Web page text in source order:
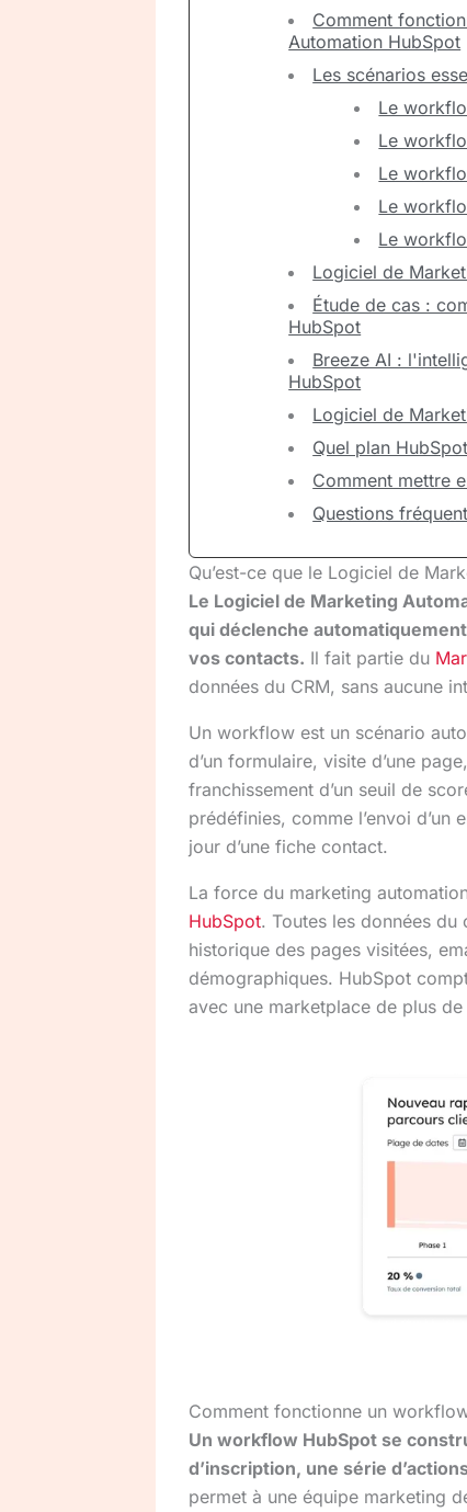
Comment
Automation HubSpot
Les scénarios
Le
Le
Le
Le
Le
Logiciel de
Étude de cas :
HubSpot
Breeze AI :
HubSpot
Logiciel de
Quel plan
Comment mettre
Questions
Qu’est-ce que le Logiciel de
Le Logiciel de Marketing
qui déclenche
vos contacts. Il fait partie du
données du CRM, sans aucune
Un workflow est un scénario
d’un formulaire, visite d’une
franchissement d’un seuil de
prédéfinies, comme l’envoi d’un
jour d’une fiche contact.
La force du marketing
HubSpot. Toutes les données
historique des pages visitées,
démographiques. HubSpot
avec une marketplace de plus
Comment fonctionne un
Un workflow HubSpot se
d’inscription, une série
permet à une équipe marketing